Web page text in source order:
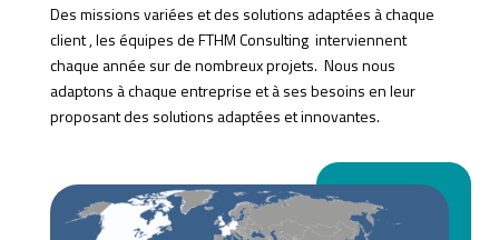
Des missions variées et des solutions adaptées à chaque
client , les équipes de FTHM Consulting interviennent
chaque année sur de nombreux projets. Nous nous
adaptons à chaque entreprise et à ses besoins en leur
proposant des solutions adaptées et innovantes.